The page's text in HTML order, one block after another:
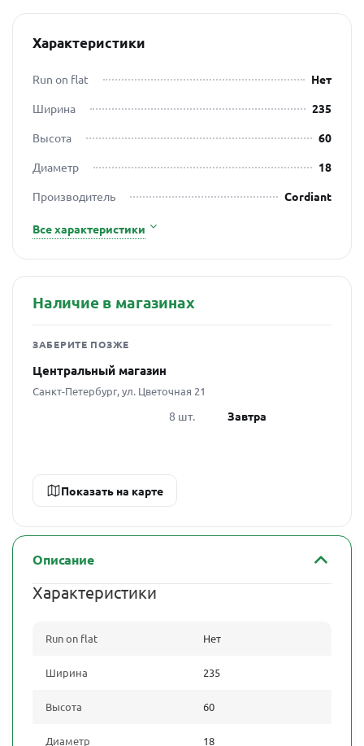
Характеристики
Run on flat
Нет
Ширина
235
Высота
60
Диаметр
18
Производитель
Cordiant
Все характеристики
Наличие в магазинах
ЗАБЕРИТЕ ПОЗЖЕ
Центральный магазин
Санкт-Петербург, ул. Цветочная 21
8 шт. Завтра
Показать на карте
Описание
Характеристики
Run on flat Нет
Ширина 235
Высота 60
Диаметр 18